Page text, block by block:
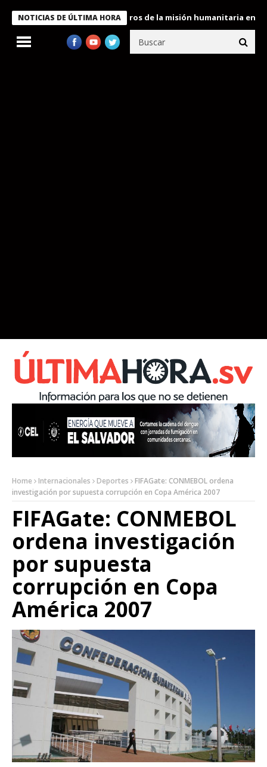
NOTICIAS DE ÚLTIMA HORA
condecora a miembros de la misión humanitaria enviada a
Home Internacionales Deportes
FIFAGate: CONMEBOL ordena
investigación por supuesta corrupción en Copa América 2007
FIFAGate: CONMEBOL
ordena investigación
por supuesta
corrupción en Copa
América 2007